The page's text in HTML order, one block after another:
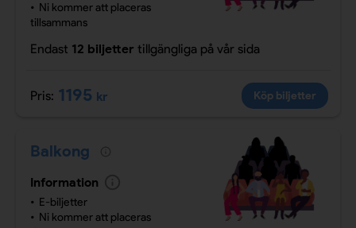
Ni kommer att placeras
tillsammans
Endast 12 biljetter tillgängliga på vår sida
Pris: 1195 kr Köp biljetter
Balkong
Information
E-biljetter
Ni kommer att placeras